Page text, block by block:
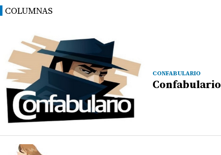
COLUMNAS
CONFABULARIO
Confabulario